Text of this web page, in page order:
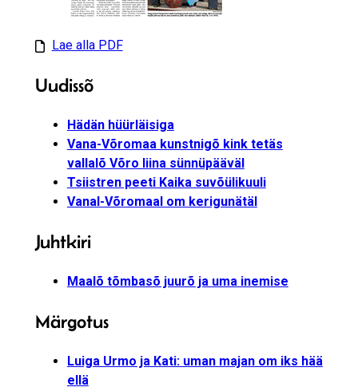
Lae alla PDF
Uudissõ
Hädän hüürläisiga
Vana-Võromaa kunstnigõ kink tetäs
vallalõ Võro liina sünnüpääväl
Tsiistren peeti Kaika suvõülikuuli
Vanal-Võromaal om kerigunätäl
Juhtkiri
Maalõ tõmbasõ juurõ ja uma inemise
Märgotus
Luiga Urmo ja Kati: uman majan om iks hää
ellä